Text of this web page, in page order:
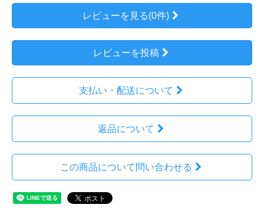
レビューを見る(0件)
レビューを投稿
支払い・配送について
返品について
この商品について問い合わせる